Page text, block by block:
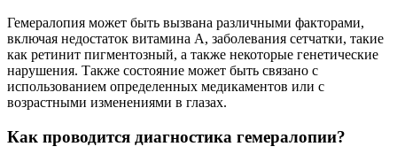
Гемералопия может быть вызвана различными факторами,
включая недостаток витамина A, заболевания сетчатки, такие
как ретинит пигментозный, а также некоторые генетические
нарушения. Также состояние может быть связано с
использованием определенных медикаментов или с
возрастными изменениями в глазах.
Как проводится диагностика гемералопии?